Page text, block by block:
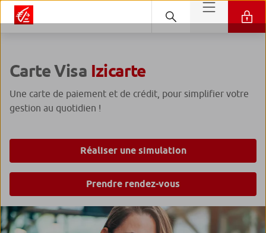
Carte Visa Izicarte
Une carte de paiement et de crédit, pour simplifier votre
gestion au quotidien !
Réaliser une simulation
Prendre rendez-vous